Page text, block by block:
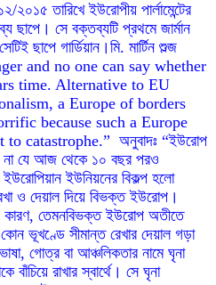
২০১৫ তারিখে ইউরোপীয় পার্লামেন্টের
ছাপে। সে বক্তব্যটি প্রথমে জার্মান
ছাপে গার্ডিয়ান।মি. মার্টিন শুল্জ
and no one can say whether
time. Alternative to EU
a Europe of borders
because such a Europe
catastrophe.” অনুবাদঃ “ইউরোপ
না যে আজ থেকে ১০ বছর পরও
ইউনিয়নের বিকল্প হলো
ও দেয়াল দিয়ে বিভক্ত ইউরোপ।
কারণ, তেমনবিভক্ত ইউরোপ অতীতে
ভূখণ্ডে সীমান্ত রেখার দেয়াল গড়া
গোত্র বা আঞ্চলিকতার নামে ঘৃনা
রাখার স্বার্থে। সে ঘৃনা